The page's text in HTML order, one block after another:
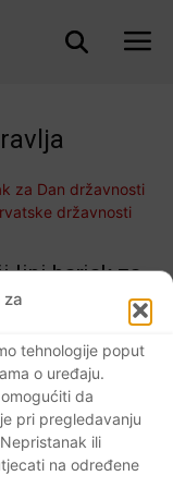
tehnologije poput
o uređaju.
da
pri pregledavanju
ili
na određene
lipi barjak za
za